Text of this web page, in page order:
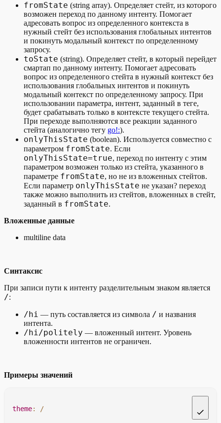
fromState (string array). Определяет стейт, из которого
возможен переход по данному интенту. Помогает
адресовать вопрос из определенного контекста в
нужный стейт без использования глобальных интентов
и покинуть модальный контекст по определенному
запросу.
toState (string). Определяет стейт, в который перейдет
смартап по данному интенту. Помогает адресовать
вопрос из определенного стейта в нужный контекст без
использования глобальных интентов и покинуть
модальный контекст по определенному запросу. При
использовании параметра, интент, заданный в теге,
будет срабатывать только в контексте текущего стейта.
При переходе выполняются все реакции заданного
стейта (аналогично тегу go!:).
onlyThisState (boolean). Используется совместно с
параметром fromState. Если
onlyThisState=true, переход по интенту с этим
параметром возможен только из стейта, указанного в
параметре fromState, но не из вложенных стейтов.
Если параметр onlyThisState не указан? переход
также можно выполнить из стейтов, вложенных в стейт,
заданный в fromState.
Вложенные данные
multiline data
Синтаксис
При записи пути к интенту разделительным знаком является
/:
/hi — путь составляется из символа / и названия
интента.
/hi/politely — вложенный интент. Уровень
вложенности интентов не ограничен.
Примеры значений
theme: /